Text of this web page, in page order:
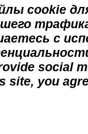
cookie
с
social
site, you